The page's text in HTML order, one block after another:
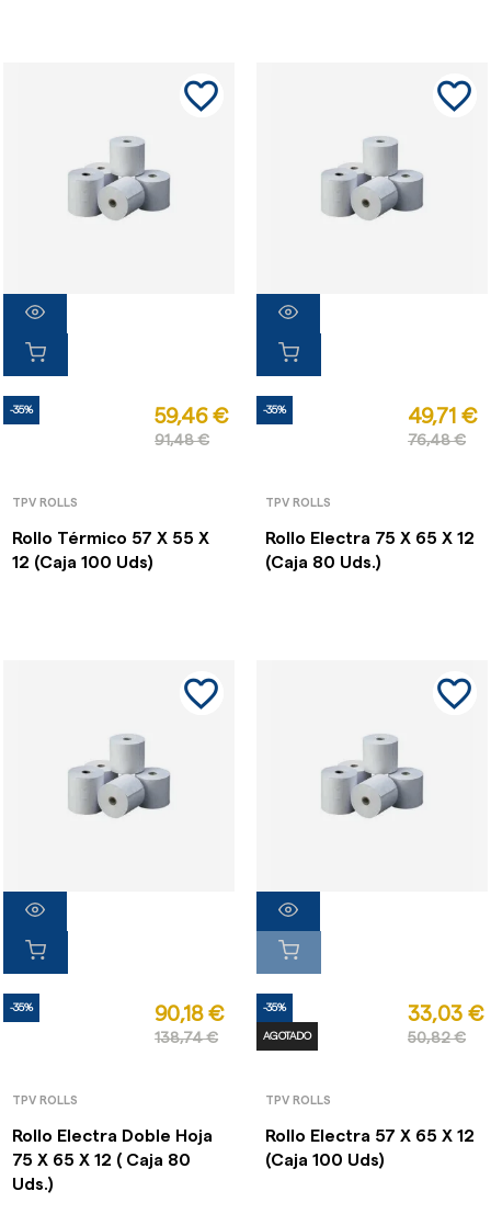
-35% 59,46 €
91,48 €
TPV ROLLS
Rollo Térmico 57 X 55 X
12 (Caja 100 Uds)
favorite_border
favorite_border
-35% 49,71 €
76,48 €
TPV ROLLS
Rollo Electra 75 X 65 X 12
(Caja 80 Uds.)
favorite_border
favorite_border
-35% 90,18 €
138,74 €
TPV ROLLS
Rollo Electra Doble Hoja
75 X 65 X 12 ( Caja 80
Uds.)
favorite_border
favorite_border
-35%
AGOTADO
33,03 €
50,82 €
TPV ROLLS
Rollo Electra 57 X 65 X 12
(Caja 100 Uds)
favorite_border
favorite_border